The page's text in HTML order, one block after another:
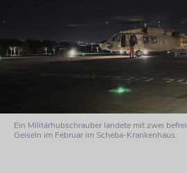
Ein Militärhubschrauber landete mit zwei
Geiseln im Februar im Scheba-Krankenhaus.